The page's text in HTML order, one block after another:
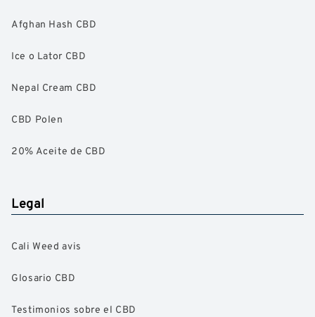
Afghan Hash CBD
Ice o Lator CBD
Nepal Cream CBD
CBD Polen
20% Aceite de CBD
Legal
Cali Weed avis
Glosario CBD
Testimonios sobre el CBD